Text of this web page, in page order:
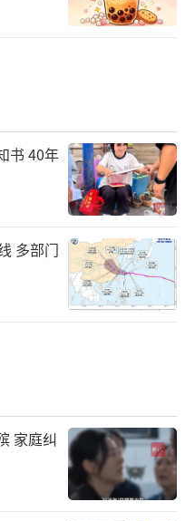
书 40年
多部门
家庭纠